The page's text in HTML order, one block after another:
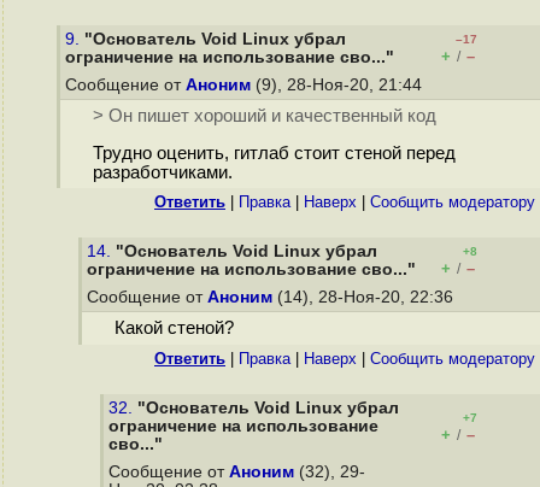
9. "Основатель Void Linux убрал
ограничение на использование сво..."
–17
+ / –
Сообщение от Аноним (9), 28-Ноя-20, 21:44
> Он пишет хороший и качественный код
Трудно оценить, гитлаб стоит стеной перед
разработчиками.
Ответить Правка| Наверх Cообщить модератору
14. "Основатель Void Linux убрал
ограничение на использование сво..."
+8
+ / –
Сообщение от Аноним (14), 28-Ноя-20, 22:36
Какой стеной?
Ответить Правка| Наверх Cообщить модератору
32. "Основатель Void Linux убрал
ограничение на использование
сво..."
+7
+ / –
Сообщение от Аноним (32), 29-